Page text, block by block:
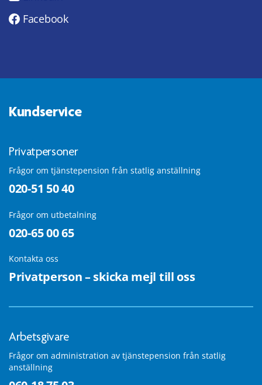
Facebook
Kundservice
Privatpersoner
Frågor om tjänstepension från statlig anställning
020-51 50 40
Frågor om utbetalning
020-65 00 65
Kontakta oss
Privatperson – skicka mejl till oss
Arbetsgivare
Frågor om administration av tjänstepension från statlig
anställning